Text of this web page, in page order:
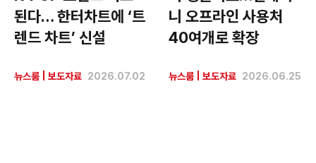
된다… 한터차트에 ‘트
렌드 차트’ 신설
뉴스룸 보도자료 2026.07.02
니 오프라인 사용처
40여개로 확장
뉴스룸 보도자료 2026.06.25